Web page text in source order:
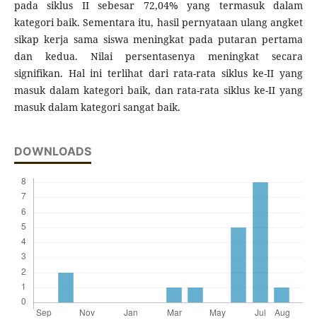
pada siklus II sebesar 72,04% yang termasuk dalam
kategori baik. Sementara itu, hasil pernyataan ulang angket
sikap kerja sama siswa meningkat pada putaran pertama
dan kedua. Nilai persentasenya meningkat secara
signifikan. Hal ini terlihat dari rata-rata siklus ke-II yang
masuk dalam kategori baik, dan rata-rata siklus ke-II yang
masuk dalam kategori sangat baik.
DOWNLOADS